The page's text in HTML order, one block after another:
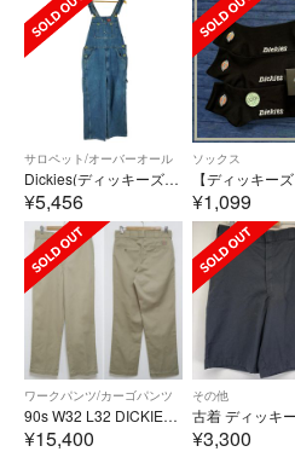
サロペット/オーバーオール
Dickies(ディッキーズ) メンズ オールインワン オーバーオール
¥5,456
ソックス
¥1,099
ワークパンツ/カーゴパンツ
90s W32 L32 DICKIES ワークパンツ 874 カーキ USA製
¥15,400
その他
¥3,300